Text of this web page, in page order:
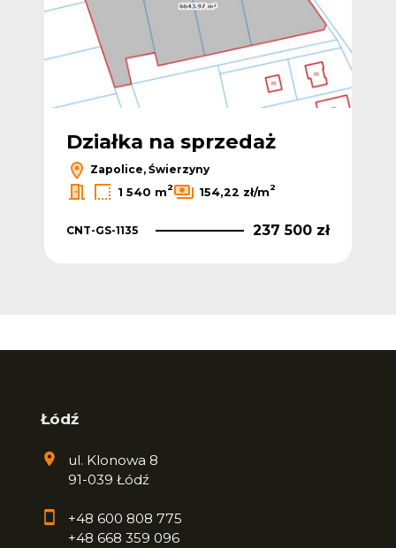
Działka na sprzedaż
Zapolice, Świerzyny
1 540 m2 154,22 zł/m2
CNT-GS-1135 237 500 zł
Łódź
ul. Klonowa 8
91-039 Łódź
+48 600 808 775
+48 668 359 096